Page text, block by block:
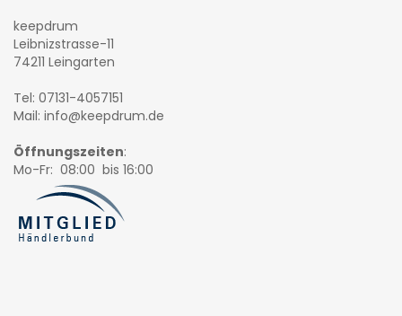
keepdrum
Leibnizstrasse-11
74211 Leingarten
Tel: 07131-4057151
Mail: info@keepdrum.de
Öffnungszeiten:
Mo-Fr: 08:00 bis 16:00